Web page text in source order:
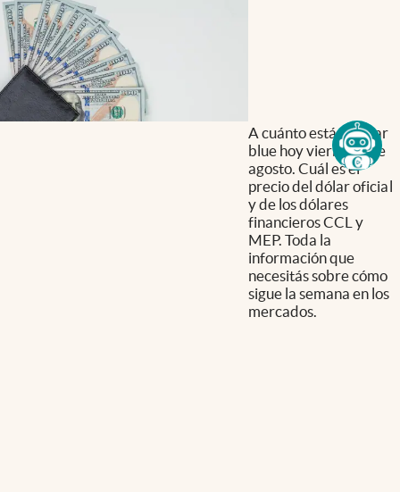
A cuánto está el dólar
blue hoy viernes 7 de
agosto. Cuál es el
precio del dólar oficial
y de los dólares
financieros CCL y
MEP. Toda la
información que
necesitás sobre cómo
sigue la semana en los
mercados.